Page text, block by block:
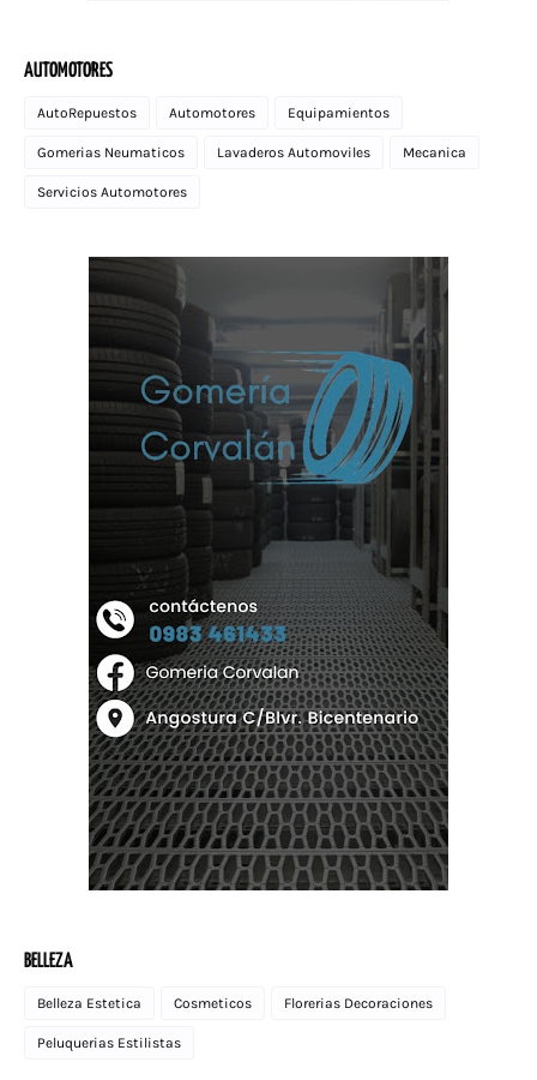
AUTOMOTORES
AutoRepuestos Automotores Equipamientos
Gomerias Neumaticos Lavaderos Automoviles Mecanica
Servicios Automotores
BELLEZA
Belleza Estetica Cosmeticos Florerias Decoraciones
Peluquerias Estilistas